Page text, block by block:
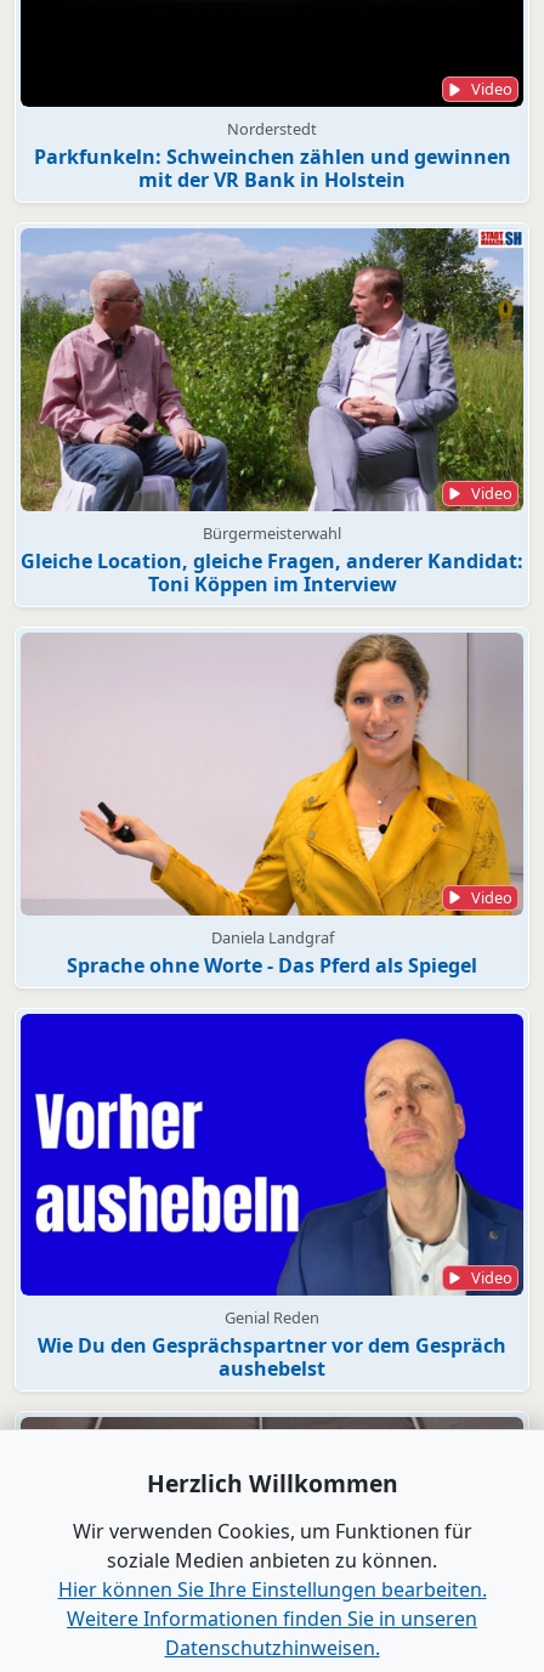
Video
Norderstedt
Parkfunkeln: Schweinchen zählen und gewinnen
mit der VR Bank in Holstein
Video
Bürgermeisterwahl
Gleiche Location, gleiche Fragen, anderer Kandidat:
Toni Köppen im Interview
Video
Daniela Landgraf
Sprache ohne Worte - Das Pferd als Spiegel
Video
Genial Reden
Wie Du den Gesprächspartner vor dem Gespräch
aushebelst
Herzlich Willkommen
Wir verwenden Cookies, um Funktionen für
soziale Medien anbieten zu können.
Hier können Sie Ihre Einstellungen bearbeiten.
Weitere Informationen finden Sie in unseren
Datenschutzhinweisen.